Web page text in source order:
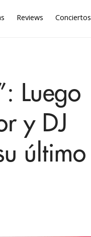
Reviews Conciertos
Luego
y DJ
último